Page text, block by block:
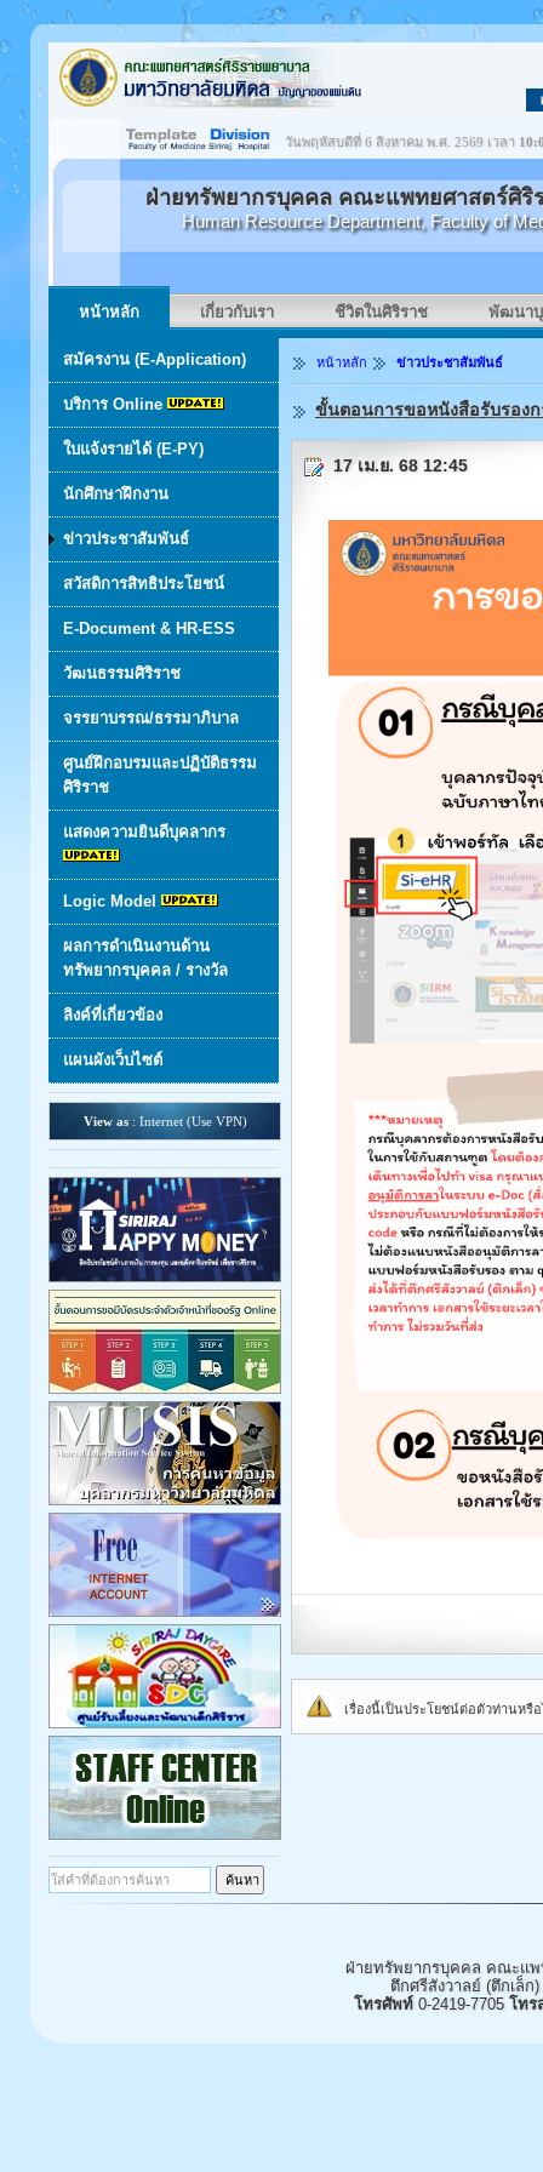
ฝ่ายทรัพยากรบุคคล คณะแพทยศาสตร์ศิริ
Human Resource Department, Faculty of
วันพฤหัสบดีที่ 6 สิงหาคม พ.ศ. 2569 เวลา
หน้าหลัก เกี่ยวกับเรา ชีวิตในศิริราช พัฒนา
สมัครงาน (E-Application)
บริการ Online
ใบแจ้งรายได้ (E-PY)
นักศึกษาฝึกงาน
ข่าวประชาสัมพันธ์
สวัสดิการสิทธิประโยชน์
E-Document & HR-ESS
วัฒนธรรมศิริราช
จรรยาบรรณ/ธรรมาภิบาล
ศูนย์ฝึกอบรมและปฏิบัติธรรม
ศิริราช
แสดงความยินดีบุคลากร
Logic Model
ผลการดำเนินงานด้าน
ทรัพยากรบุคคล / รางวัล
ลิงค์ที่เกี่ยวข้อง
แผนผังเว็บไซต์
View as: Internet (Use VPN)
หน้าหลัก ข่าวประชาสัมพันธ์
ขั้นตอนการขอหนังสือรับรองก
17 เม.ย. 68 12:45
เรื่องนี้เป็นประโยชน์ต่อตัวท่าน
ฝ่ายทรัพยากรบุคคล คณะแ
ตึกศรีสังวาลย์ (ตึกเล็
โทรศัพท์0-2419-7705 โทร